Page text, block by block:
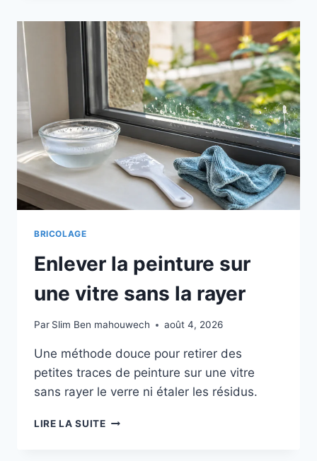
LES
BONS
GESTES
POUR
LE
PLANTER
BRICOLAGE
Enlever la peinture sur
une vitre sans la rayer
Par Slim Ben mahouwech août 4, 2026
Une méthode douce pour retirer des
petites traces de peinture sur une vitre
sans rayer le verre ni étaler les résidus.
LIRE LA SUITEENLEVER